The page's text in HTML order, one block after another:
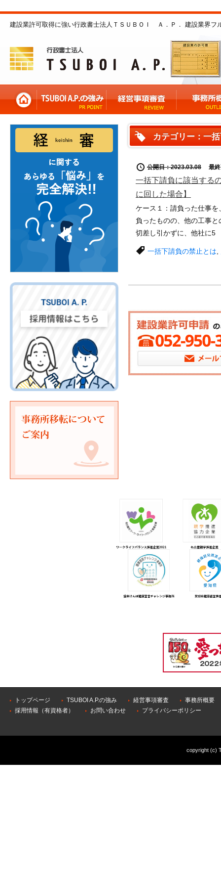
建設業許可取得に強い行政書士法人ＴＳＵＢＯＩ Ａ．Ｐ． 建設業界フ
カテゴリー：一
公開日：2023.03.08 最終
一括下請負に該当する
に回した場合】
ケース１：請負った仕事
負ったものの、他の工事
切差し引かずに、他社に5
一括下請負の禁止とは
トップページ TSUBOI A.P.の強み 経営事項審査
事務所概要
採用情報（有資格者）
お問い合わせ プライバシーポリシー
copyright (c)